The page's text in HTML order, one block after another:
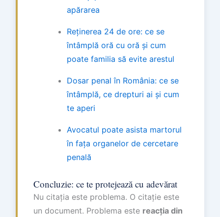
apărarea
Reținerea 24 de ore: ce se
întâmplă oră cu oră și cum
poate familia să evite arestul
Dosar penal în România: ce se
întâmplă, ce drepturi ai și cum
te aperi
Avocatul poate asista martorul
în fața organelor de cercetare
penală
Concluzie: ce te protejează cu adevărat
Nu citația este problema. O citație este
un document. Problema este reacția din